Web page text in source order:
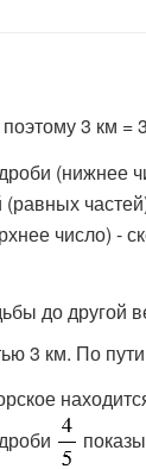
3 км =
(нижнее
(равных
число) -
до другой
3 км. По